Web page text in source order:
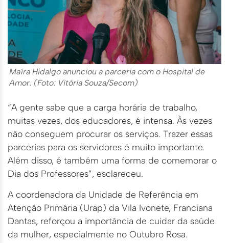
Maíra Hidalgo anunciou a parceria com o Hospital de
Amor. (Foto: Vitória Souza/Secom)
“A gente sabe que a carga horária de trabalho,
muitas vezes, dos educadores, é intensa. Às vezes
não conseguem procurar os serviços. Trazer essas
parcerias para os servidores é muito importante.
Além disso, é também uma forma de comemorar o
Dia dos Professores”, esclareceu.
A coordenadora da Unidade de Referência em
Atenção Primária (Urap) da Vila Ivonete, Franciana
Dantas, reforçou a importância de cuidar da saúde
da mulher, especialmente no Outubro Rosa.